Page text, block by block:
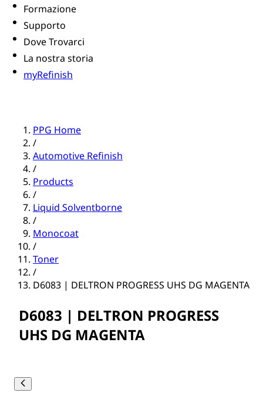
Formazione
Supporto
Dove Trovarci
La nostra storia
myRefinish
PPG Home
/
Automotive Refinish
/
Products
/
Liquid Solventborne
/
Monocoat
/
Toner
/
D6083 | DELTRON PROGRESS UHS DG MAGENTA
D6083 | DELTRON PROGRESS
UHS DG MAGENTA